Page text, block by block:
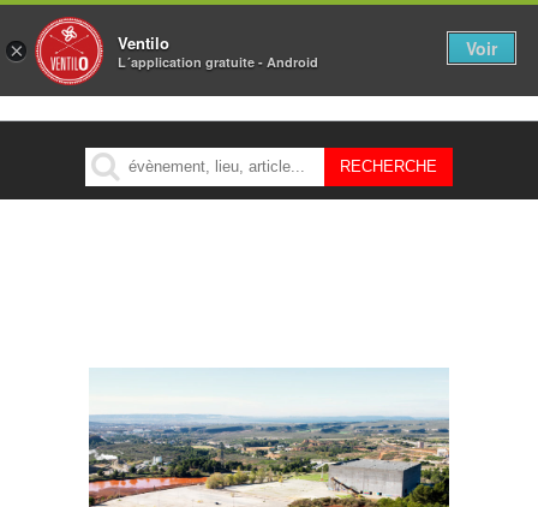
MENU
× Ventilo
L´application gratuite - Android
Voir